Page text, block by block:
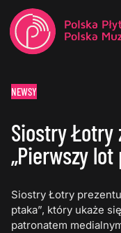
NEWSY
Siostry Łotry
„Pierwszy lot
Siostry Łotry
ptaka”, który ukaże
patronatem